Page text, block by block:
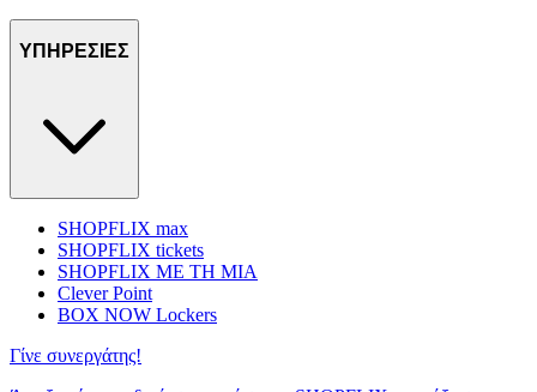
ΥΠΗΡΕΣΙΕΣ
SHOPFLIX max
SHOPFLIX tickets
SHOPFLIX ΜΕ ΤΗ ΜΙΑ
Clever Point
BOX NOW Lockers
Γίνε συνεργάτης!